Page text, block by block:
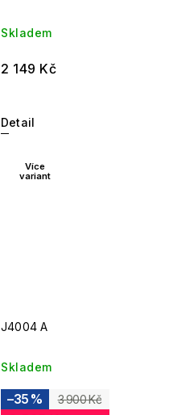
Skladem
2 149 Kč
Detail
Více
variant
J4004 A
Skladem
3 900 Kč
–35 %